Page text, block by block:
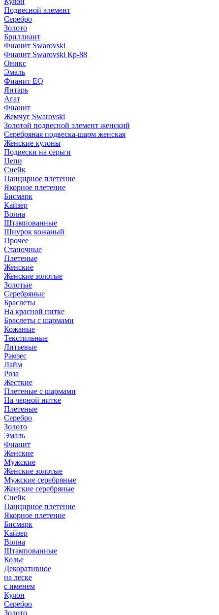
Подвесной элемент
Серебро
Золото
Бриллиант
Фианит Swarovski
Фианит Swarovski Кр-88
Оникс
Эмаль
Фианит EQ
Янтарь
Агат
Фианит
Жемчуг Swarovski
Золотой подвесной элемент женcкий
Серебряная подвеска-шарм женская
Женские кулоны
Подвески на серьги
Цепи
Снейк
Панцирное плетение
Якорное плетение
Бисмарк
Кайзер
Волна
Штампованные
Шнурок кожаный
Прочее
Станочные
Плетеные
Женские
Женские золотые
Золотые
Серебряные
Браслеты
На красной нитке
Браслеты с шармами
Кожаные
Текстильные
Литьевые
Рамзес
Лайм
Роза
Жесткие
Плетеные с шармами
На черной нитке
Плетеные
Серебро
Золото
Эмаль
Фианит
Женские
Мужские
Женские золотые
Мужские серебряные
Женские серебряные
Снейк
Панцирное плетение
Якорное плетение
Бисмарк
Кайзер
Волна
Штампованные
Колье
Декоративное
на леске
с именем
Кулон
Серебро
Золото